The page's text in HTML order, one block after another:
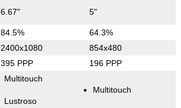
6.67" 5"
84.5% 64.3%
2400x1080 854x480
395 PPP 196 PPP
Multitouch
Lustroso
Multitouch